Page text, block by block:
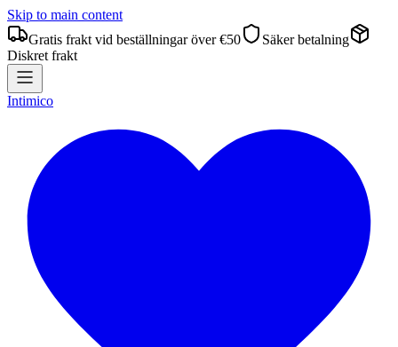
Skip to main content
Gratis frakt vid beställningar över €50
Säker betalning
Diskret frakt
Intimico